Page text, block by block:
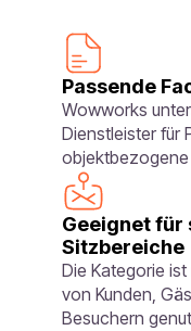
Passende
Wowworks
Dienstleister für
Geeignet für
Sitzbereiche
Die Kategorie
von Kunden,
Besuchern